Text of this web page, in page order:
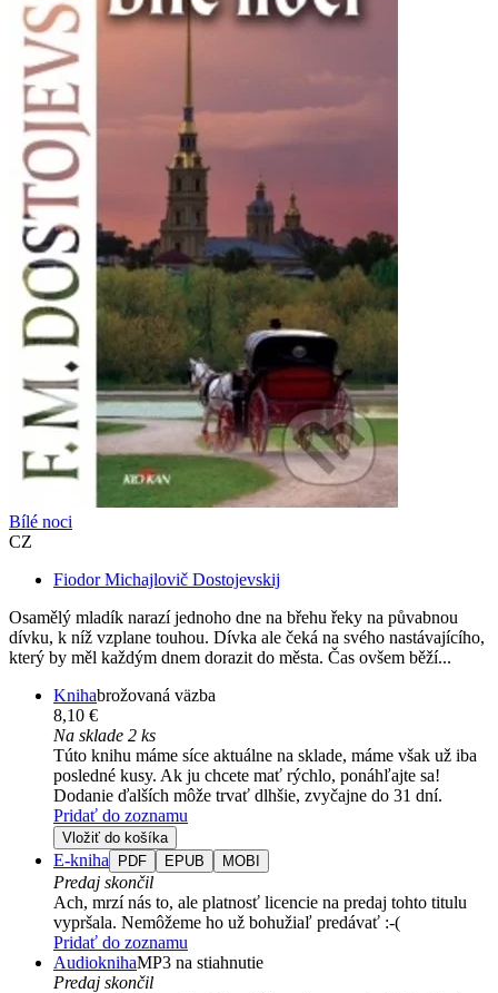
Bílé noci
CZ
Fiodor Michajlovič Dostojevskij
Osamělý mladík narazí jednoho dne na břehu řeky na půvabnou
dívku, k níž vzplane touhou. Dívka ale čeká na svého nastávajícího,
který by měl každým dnem dorazit do města. Čas ovšem běží...
Knihabrožovaná väzba
8,10 €
Na sklade 2 ks
Túto knihu máme síce aktuálne na sklade, máme však už iba
posledné kusy. Ak ju chcete mať rýchlo, ponáhľajte sa!
Dodanie ďalších môže trvať dlhšie, zvyčajne do 31 dní.
Pridať do zoznamu
Vložiť do košíka
E-kniha PDF EPUB MOBI
Predaj skončil
Ach, mrzí nás to, ale platnosť licencie na predaj tohto titulu
vypršala. Nemôžeme ho už bohužiaľ predávať :-(
Pridať do zoznamu
AudioknihaMP3 na stiahnutie
Predaj skončil